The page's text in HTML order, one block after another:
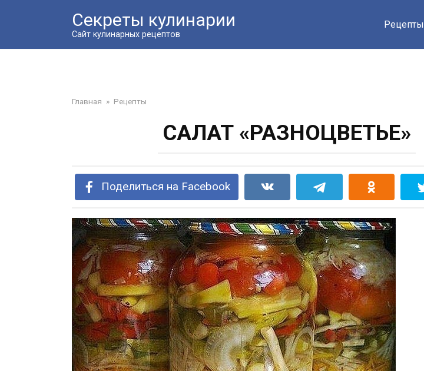
Секреты кулинарии
Сайт кулинарных рецептов
Рецепты
Главная » Рецепты
САЛАТ «РАЗНОЦВЕТЬЕ»
Поделиться на Facebook